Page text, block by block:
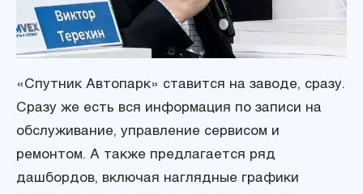
«Спутник Автопарк» ставится на заводе, сразу.
Сразу же есть вся информация по записи на
обслуживание, управление сервисом и
ремонтом. А также предлагается ряд
дашбордов, включая наглядные графики